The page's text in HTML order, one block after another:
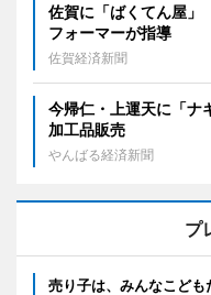
佐賀に「ばくてん屋
フォーマーが指導
佐賀経済新聞
今帰仁・上運天に「
加工品販売
やんばる経済新聞
プ
売り子は、みんなこど